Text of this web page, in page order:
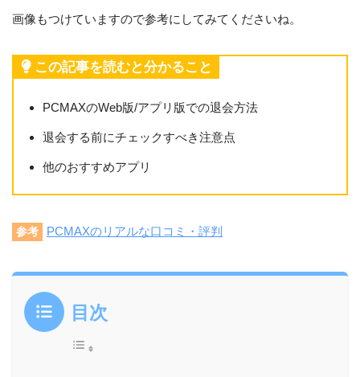
画像もつけていますので参考にしてみてくださいね。
この記事を読むと分かること
PCMAXのWeb版/アプリ版での退会方法
退会する前にチェックすべき注意点
他のおすすめアプリ
参考 PCMAXのリアルな口コミ・評判
目次